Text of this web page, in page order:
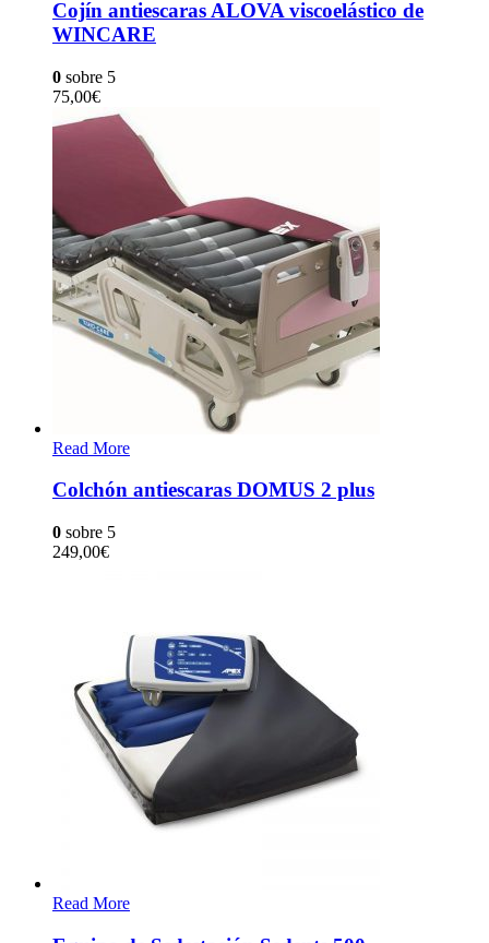
Cojín antiescaras ALOVA viscoelástico de
WINCARE
0 sobre 5
75,00€
Read More
Colchón antiescaras DOMUS 2 plus
0 sobre 5
249,00€
Read More